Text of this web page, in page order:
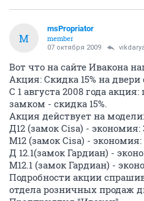
M
msPropriator
member
07 октября 2009
Вот что на сайте Ивакона
Акция: Скидка 15% на двери
С 1 августа 2008 года
замком - скидка 15%.
Акция действует на модели:
Д12 (замок Cisa) - экономия:
М12 (замок Cisa) - экономия:
Д 12.1(замок Гардиан) -
М12.1 (замок Гардиан) -
Подробности акции
отдела розничных продаж